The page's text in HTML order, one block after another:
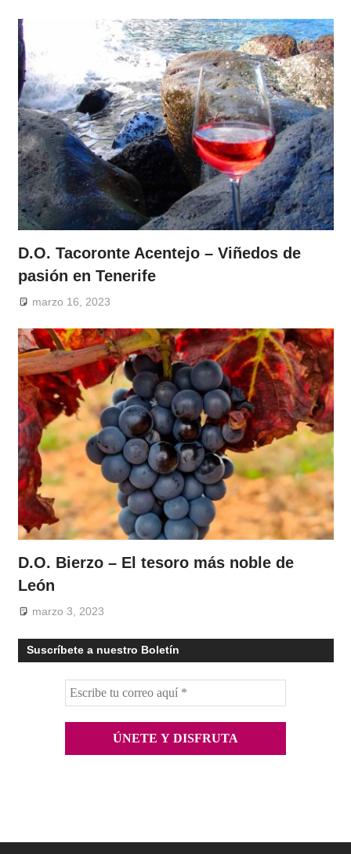
D.O. Tacoronte Acentejo – Viñedos de
pasión en Tenerife
marzo 16, 2023
D.O. Bierzo – El tesoro más noble de
León
marzo 3, 2023
Suscríbete a nuestro Boletín